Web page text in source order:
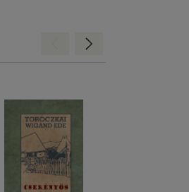
Előre